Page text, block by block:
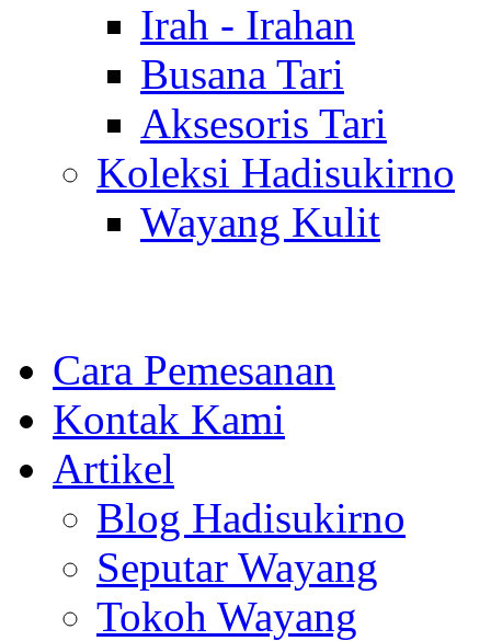
Irah - Irahan
Busana Tari
Aksesoris Tari
Koleksi Hadisukirno
Wayang Kulit
Cara Pemesanan
Kontak Kami
Artikel
Blog Hadisukirno
Seputar Wayang
Tokoh Wayang